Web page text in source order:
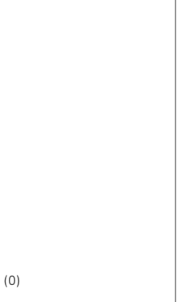
(0)